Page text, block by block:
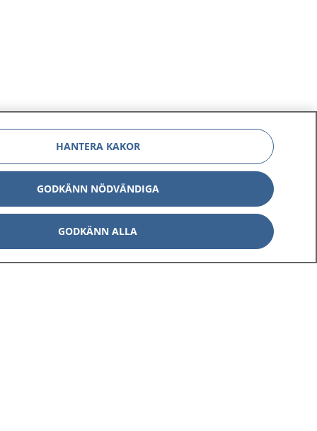
HANTERA KAKOR
GODKÄNN NÖDVÄNDIGA
GODKÄNN ALLA